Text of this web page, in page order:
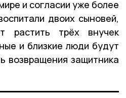
и согласии уже более
двоих сыновей,
растить трёх внучек
и близкие люди будут
возвращения защитника